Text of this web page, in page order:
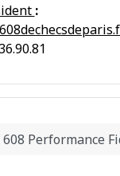
:
Performance